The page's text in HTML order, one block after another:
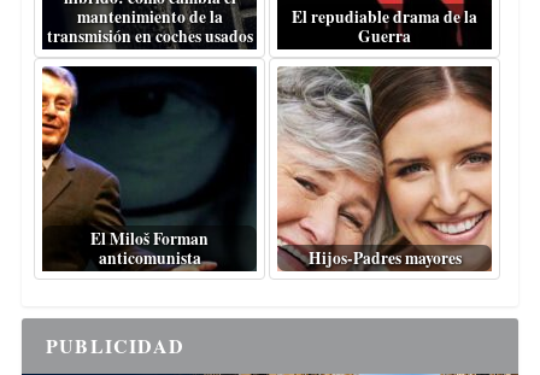
mantenimiento de la
transmisión en coches usados
El repudiable drama de la
Guerra
El Miloš Forman
anticomunista
Hijos-Padres mayores
PUBLICIDAD